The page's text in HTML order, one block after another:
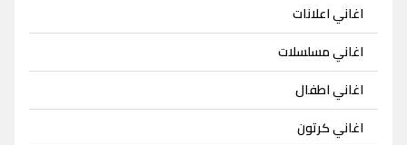
اغاني اعلانات
اغاني مسلسلات
اغاني اطفال
اغاني كرتون